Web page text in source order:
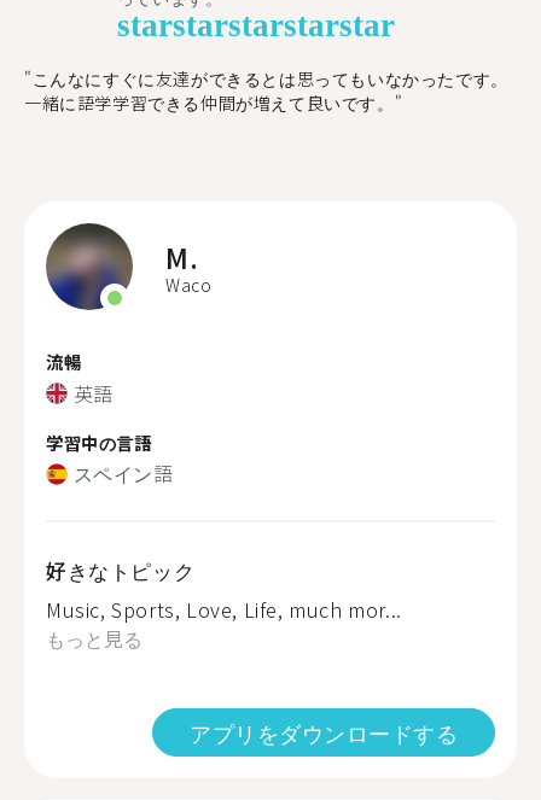
starstarstarstarstar
"こんなにすぐに友達ができるとは思ってもいなかったです。
一緒に語学学習できる仲間が増えて良いです。"
M.
Waco
流暢
英語
学習中の言語
スペイン語
好きなトピック
Music, Sports, Love, Life, much mor...
もっと見る
アプリをダウンロードする